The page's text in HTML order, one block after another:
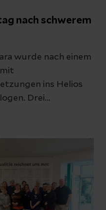
nach schwerem
wurde nach einem
ins Helios
Drei
Jugendlichen das
vollständig gesund